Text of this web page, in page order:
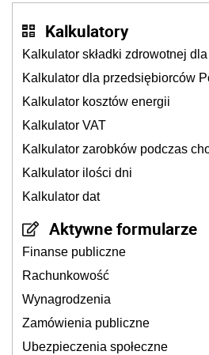
Kalkulatory
Kalkulator składki zdrowotnej
Kalkulator dla przedsiębiorców
Kalkulator kosztów energii
Kalkulator VAT
Kalkulator zarobków podczas
Kalkulator ilości dni
Kalkulator dat
Aktywne formularze
Finanse publiczne
Rachunkowość
Wynagrodzenia
Zamówienia publiczne
Ubezpieczenia społeczne